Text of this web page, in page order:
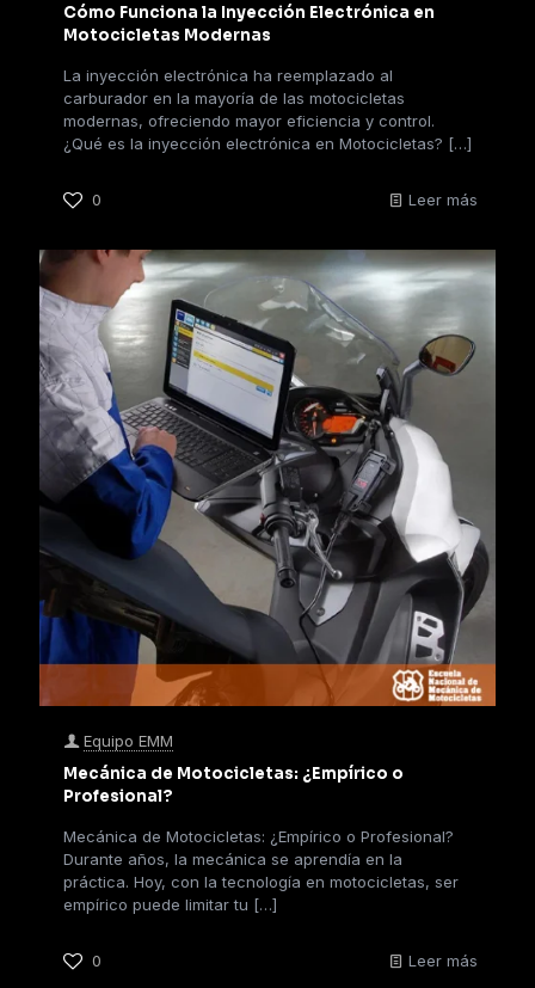
Cómo Funciona la Inyección Electrónica en
Motocicletas Modernas
La inyección electrónica ha reemplazado al
carburador en la mayoría de las motocicletas
modernas, ofreciendo mayor eficiencia y control.
¿Qué es la inyección electrónica en Motocicletas? […]
0 Leer más
Equipo EMM
Mecánica de Motocicletas: ¿Empírico o
Profesional?
Mecánica de Motocicletas: ¿Empírico o Profesional?
Durante años, la mecánica se aprendía en la
práctica. Hoy, con la tecnología en motocicletas, ser
empírico puede limitar tu […]
0 Leer más